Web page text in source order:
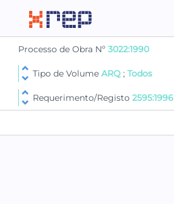
Processo de Obra Nº 3022:1990
Tipo de Volume ARQ ; Todos
Requerimento/Registo 2595:1996